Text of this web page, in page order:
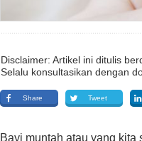
Disclaimer: Artikel ini ditulis
Selalu konsultasikan dengan
Share Tweet
Bayi muntah atau yang kita